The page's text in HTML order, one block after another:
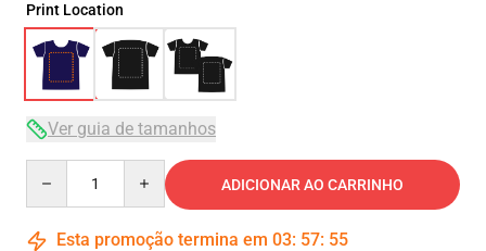
Print Location
Ver guia de tamanhos
ADICIONAR AO CARRINHO
Esta promoção termina em 03: 57: 54